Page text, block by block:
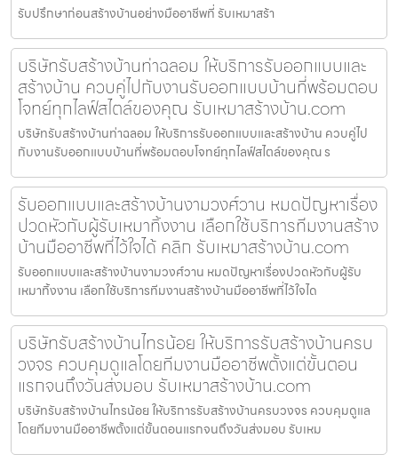
รับปรึกษาก่อนสร้างบ้านอย่างมืออาชีพที่ รับเหมาสร้า
บริษัทรับสร้างบ้านท่าฉลอม ให้บริการรับออกแบบและ
สร้างบ้าน ควบคู่ไปกับงานรับออกแบบบ้านที่พร้อมตอบ
โจทย์ทุกไลฟ์สไตล์ของคุณ รับเหมาสร้างบ้าน.com
บริษัทรับสร้างบ้านท่าฉลอม ให้บริการรับออกแบบและสร้างบ้าน ควบคู่ไป
กับงานรับออกแบบบ้านที่พร้อมตอบโจทย์ทุกไลฟ์สไตล์ของคุณ ร
รับออกแบบและสร้างบ้านงามวงศ์วาน หมดปัญหาเรื่อง
ปวดหัวกับผู้รับเหมาทิ้งงาน เลือกใช้บริการทีมงานสร้าง
บ้านมืออาชีพที่ไว้ใจได้ คลิก รับเหมาสร้างบ้าน.com
รับออกแบบและสร้างบ้านงามวงศ์วาน หมดปัญหาเรื่องปวดหัวกับผู้รับ
เหมาทิ้งงาน เลือกใช้บริการทีมงานสร้างบ้านมืออาชีพที่ไว้ใจได
บริษัทรับสร้างบ้านไทรน้อย ให้บริการรับสร้างบ้านครบ
วงจร ควบคุมดูแลโดยทีมงานมืออาชีพตั้งแต่ขั้นตอน
แรกจนถึงวันส่งมอบ รับเหมาสร้างบ้าน.com
บริษัทรับสร้างบ้านไทรน้อย ให้บริการรับสร้างบ้านครบวงจร ควบคุมดูแล
โดยทีมงานมืออาชีพตั้งแต่ขั้นตอนแรกจนถึงวันส่งมอบ รับเหม